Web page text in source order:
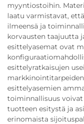
myyntiostoihin.
laatu varmistavat,
ilmeensä ja
korvausten taajuutta
esittelyasemat ovat
esittelyratkaisujen
esittelyasemien
toiminnallisuus
tuotteen esitystä ja
erinomaista